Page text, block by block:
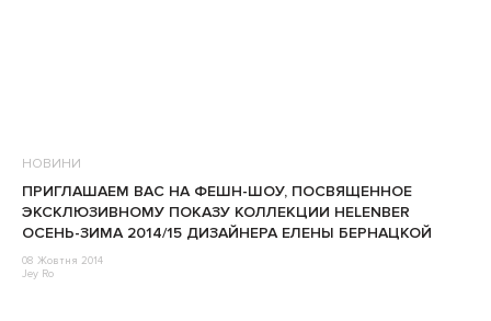
НОВИНИ
ПРИГЛАШАЕМ ВАС НА ФЕШН-ШОУ, ПОСВЯЩЕННОЕ
ЭКСКЛЮЗИВНОМУ ПОКАЗУ КОЛЛЕКЦИИ HELENBER
ОСЕНЬ-ЗИМА 2014/15 ДИЗАЙНЕРА ЕЛЕНЫ БЕРНАЦКОЙ
08 Жовтня 2014
Jey Ro